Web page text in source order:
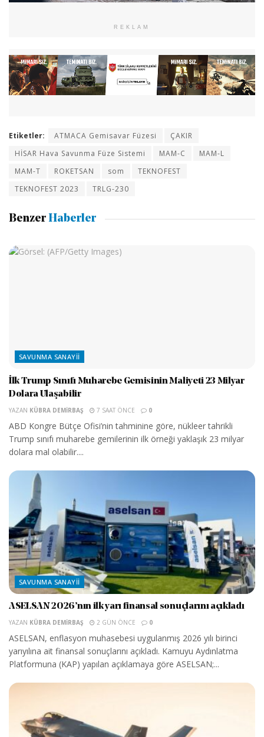
REKLAM
Etiketler: ATMACA Gemisavar Füzesi
ÇAKIR
HİSAR Hava Savunma Füze Sistemi
MAM-C
MAM-L
MAM-T
ROKETSAN som
TEKNOFEST
TEKNOFEST 2023
TRLG-230
Benzer Haberler
SAVUNMA SANAYII
İlk Trump Sınıfı Muharebe Gemisinin Maliyeti 23 Milyar
Dolara Ulaşabilir
YAZAN KÜBRA DEMIRBAŞ 7 SAAT ÖNCE 0
ABD Kongre Bütçe Ofisi’nin tahminine göre, nükleer tahrikli
Trump sınıfı muharebe gemilerinin ilk örneği yaklaşık 23 milyar
dolara mal olabilir....
SAVUNMA SANAYII
ASELSAN 2026’nın ilk yarı finansal sonuçlarını açıkladı
YAZAN KÜBRA DEMIRBAŞ 2 GÜN ÖNCE 0
ASELSAN, enflasyon muhasebesi uygulanmış 2026 yılı birinci
yarıyılına ait finansal sonuçlarını açıkladı. Kamuyu Aydınlatma
Platformuna (KAP) yapılan açıklamaya göre ASELSAN;...